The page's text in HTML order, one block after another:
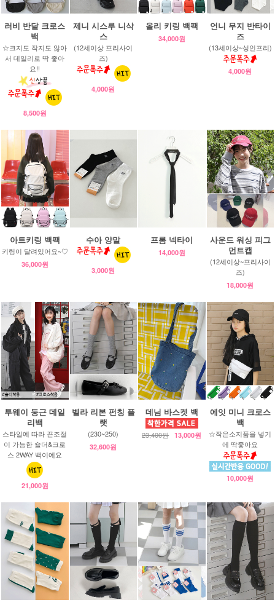
러비 반달 크로스
백
☆크지도 작지도 않아
서 데일리로 딱 좋아
요!!
8,500원
제니 시스루 니삭
스
(12세이상 프리사이
즈)
4,000원
올리 키링 백팩
34,000원
언니 무지 반타이
즈
(13세이상~성인프리)
4,000원
아트키링 백팩
키링이 달려있어요~♡
36,000원
수아 양말
3,000원
프롬 넥타이
14,000원
사운드 워싱 피그
먼트캡
(12세이상~프리사이
즈)
18,000원
투웨이 둥근 데일
리백
스타일에 따라 끈조절
이 가능한 숄더&크로
스 2WAY 백이에요
21,000원
벨라 리본 펀칭 플
랫
(230~250)
32,600원
데님 바스켓 백
23,400원 13,000원
에잇 미니 크로스
백
☆작은소지품을 넣기
에 딱좋아요
10,000원